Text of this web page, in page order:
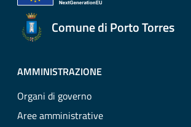
Comune di Porto Torres
AMMINISTRAZIONE
Organi di governo
Aree amministrative